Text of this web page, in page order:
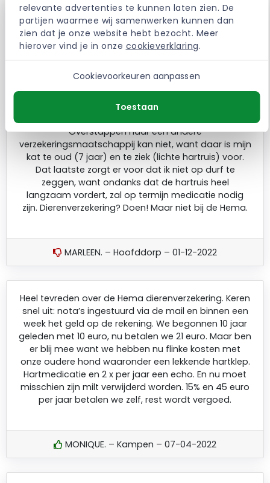
relevante advertenties te kunnen laten zien. De
partijen waarmee wij samenwerken kunnen dan
zien dat je onze website hebt bezocht. Meer
hierover vind je in onze cookieverklaring.
Cookievoorkeuren aanpassen
Toestaan
Ik heb mijn kat bij de Hema verzekerd. Los van de
forse administratie die erbij komt kijken om een
declaratie in te dienen, wordt er vlot uitgekeerd. Waar
ik echter totaal niet over te spreken ben zijn de
plaatsvinden. Zo begon ik ooit in augustus 2015 met
een maandelijkse premie van 10,49 euro, is dat
inmiddels gestegen naar 23,48 euro en mag ik vanaf
Overstappen naar een andere
verzekeringsmaatschappij kan niet, want daar is mijn
kat te oud (7 jaar) en te ziek (lichte hartruis) voor.
Dat laatste zorgt er voor dat ik niet op durf te
zeggen, want ondanks dat de hartruis heel
langzaam vordert, zal op termijn medicatie nodig
zijn. Dierenverzekering? Doen! Maar niet bij de Hema.
MARLEEN. – Hoofddorp – 01-12-2022
Heel tevreden over de Hema dierenverzekering. Keren
snel uit: nota’s ingestuurd via de mail en binnen een
week het geld op de rekening. We begonnen 10 jaar
geleden met 10 euro, nu betalen we 21 euro. Maar ben
er blij mee want we hebben nu flinke kosten met
onze oudere hond waaronder een lekkende hartklep.
Hartmedicatie en 2 x per jaar een echo. En nu moet
misschien zijn milt verwijderd worden. 15% en 45 euro
per jaar betalen we zelf, rest wordt vergoed.
MONIQUE. – Kampen – 07-04-2022